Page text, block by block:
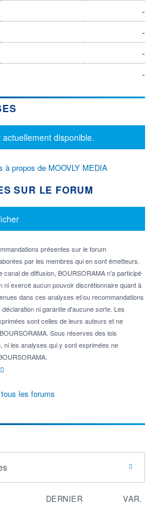
-
-
-
-
disponible.
à propos de MOOVLY MEDIA
SUR LE FORUM
présentes sur le forum
par les membres qui en sont émetteurs.
de diffusion, BOURSORAMA n'a participé
ni exercé aucun pouvoir discrétionnaire quant à
dans ces analyses et/ou recommandations
ni garantie d'aucune sorte. Les
sont celles de leurs auteurs et ne
Sous réserves des lois
ni les analyses qui y sont exprimées ne
les forums
DERNIER VAR.